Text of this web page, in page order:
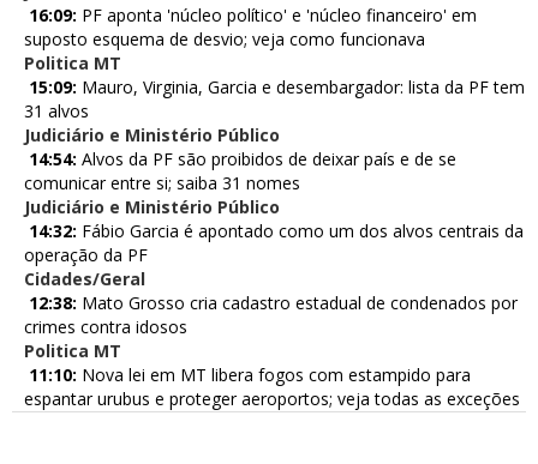
16:09: PF aponta 'núcleo político' e 'núcleo financeiro' em
suposto esquema de desvio; veja como funcionava
Politica MT
15:09: Mauro, Virginia, Garcia e desembargador: lista da PF tem
31 alvos
Judiciário e Ministério Público
14:54: Alvos da PF são proibidos de deixar país e de se
comunicar entre si; saiba 31 nomes
Judiciário e Ministério Público
14:32: Fábio Garcia é apontado como um dos alvos centrais da
operação da PF
Cidades/Geral
12:38: Mato Grosso cria cadastro estadual de condenados por
crimes contra idosos
Politica MT
11:10: Nova lei em MT libera fogos com estampido para
espantar urubus e proteger aeroportos; veja todas as exceções